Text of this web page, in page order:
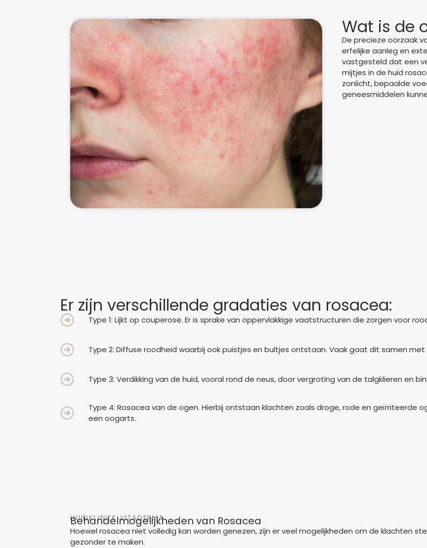
Wat is de
De precieze oorzaak
erfelijke aanleg en
vastgesteld dat een
mijtjes in de huid
zonlicht, bepaalde
geneesmiddelen
Er zijn verschillende gradaties van rosacea:
Type 1: Lijkt op couperose. Er is sprake van oppervlakkige vaatstructuren die zorgen voor
Type 2: Diffuse roodheid waarbij ook puistjes en bultjes ontstaan. Vaak gaat dit samen
Type 3: Verdikking van de huid, vooral rond de neus, door vergroting van de talgklieren en
Type 4: Rosacea van de ogen. Hierbij ontstaan klachten zoals droge, rode en geïrriteerde
een oogarts.
HUIDKLINIEK VITADERMA
Behandelmogelijkheden van Rosacea
Hoewel rosacea niet volledig kan worden genezen, zijn er veel mogelijkheden om de klachten
gezonder te maken.